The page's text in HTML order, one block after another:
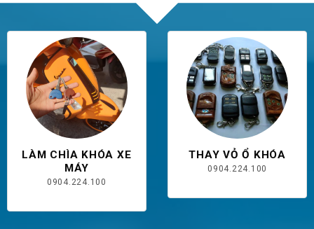
LÀM CHÌA KHÓA XE
MÁY
0904.224.100
THAY VỎ Ổ KHÓA
0904.224.100